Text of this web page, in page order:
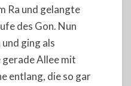
Ra und gelangte
des Gon. Nun
ging als
Allee mit
entlang, die so gar